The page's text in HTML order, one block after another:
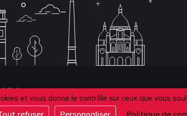
et vous donne le contrôle sur ceux que vous
refuser Personnaliser Politique de